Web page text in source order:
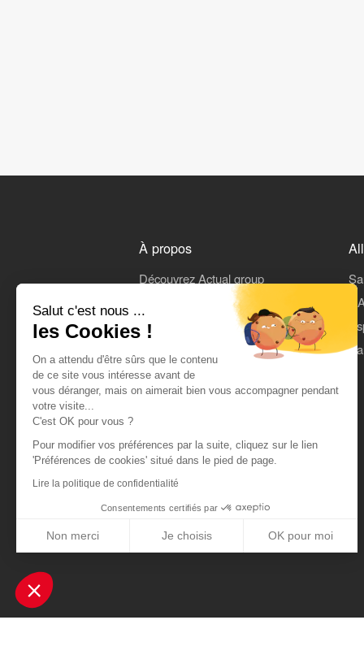
Salut c'est nous ...
les Cookies !
On a attendu d'être sûrs que le contenu
de ce site vous intéresse avant de
vous déranger, mais on aimerait bien vous accompagner pendant
votre visite...
C'est OK pour vous ?
Pour modifier vos préférences par la suite, cliquez sur le lien
'Préférences de cookies' situé dans le pied de page.
Lire la politique de confidentialité
Consentements certifiés par
Non merci Je choisis OK pour moi
Notre plateforme vous permet d'adapter et de gérer vos
À propos
Découvrez Actual group
On parle de nous
CGU
Données personnelles